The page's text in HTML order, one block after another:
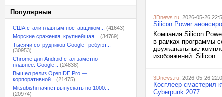
Популярные
США стали главным поставщиком...
(41643)
Морские сражения, крупнейшая...
(34769)
Тысячи сотрудников Google требуют...
(30953)
Chrome для Android стал заметно
плавнее: Google...
(24838)
Вышел релиз OpenIDE Pro —
корпоративной...
(21475)
Mitsubishi начнёт выпускать по 1000...
(20974)
3Dnews.ru , 2026-05-26
Silicon Power
Компания Silicon
в рамках программы
двухканальные
изображений: Silicon...
3Dnews.ru , 2026-05-26
Косплеер смастерил
Cyberpunk 2077